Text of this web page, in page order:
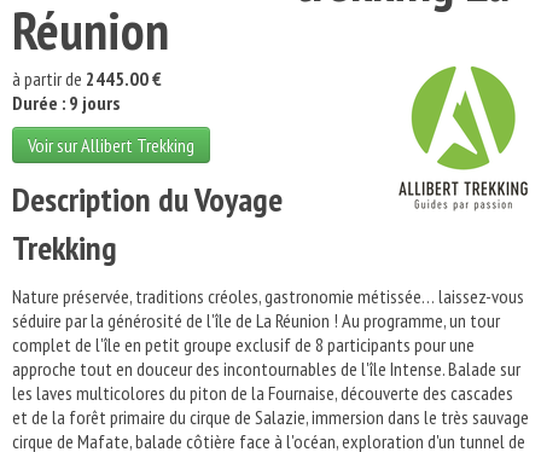
Réunion
à partir de 2445.00 €
Durée : 9 jours
Voir sur Allibert Trekking
Description du Voyage
Trekking
Nature préservée, traditions créoles, gastronomie métissée… laissez-vous
séduire par la générosité de l'île de La Réunion ! Au programme, un tour
complet de l'île en petit groupe exclusif de 8 participants pour une
approche tout en douceur des incontournables de l'île Intense. Balade sur
les laves multicolores du piton de la Fournaise, découverte des cascades
et de la forêt primaire du cirque de Salazie, immersion dans le très sauvage
cirque de Mafate, balade côtière face à l'océan, exploration d'un tunnel de